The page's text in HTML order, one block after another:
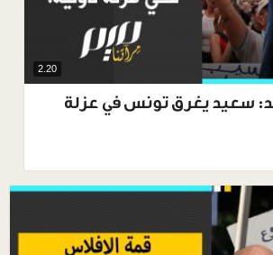
2.20
سعيد يغرق تونس في عزلة